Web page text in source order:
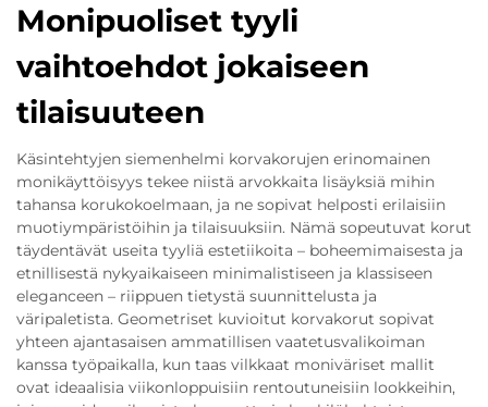
Monipuoliset tyyli
vaihtoehdot jokaiseen
tilaisuuteen
Käsintehtyjen siemenhelmi korvakorujen erinomainen
monikäyttöisyys tekee niistä arvokkaita lisäyksiä mihin
tahansa korukokoelmaan, ja ne sopivat helposti erilaisiin
muotiympäristöihin ja tilaisuuksiin. Nämä sopeutuvat korut
täydentävät useita tyyliä estetiikoita – boheemimaisesta ja
etnillisestä nykyaikaiseen minimalistiseen ja klassiseen
eleganceen – riippuen tietystä suunnittelusta ja
väripaletista. Geometriset kuvioitut korvakorut sopivat
yhteen ajantasaisen ammatillisen vaatetusvalikoiman
kanssa työpaikalla, kun taas vilkkaat moniväriset mallit
ovat ideaalisia viikonloppuisiin rentoutuneisiin lookkeihin,